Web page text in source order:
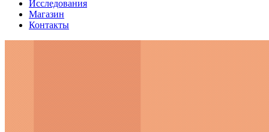
Исследования
Магазин
Контакты